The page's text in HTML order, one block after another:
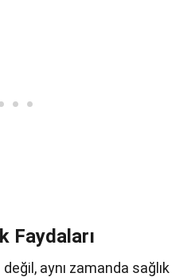
Faydaları
aynı zamanda sağlık